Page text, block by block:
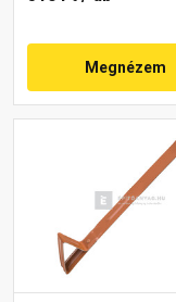
Megnézem